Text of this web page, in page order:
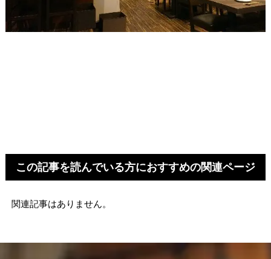
この記事を読んでいる方におすすめの関連ページ
関連記事はありません。